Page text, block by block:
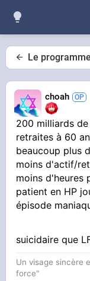
Le
choah
200 milliards
retraites à 60
beaucoup plus
moins d'actif/
moins d'heures
patient en HP
épisode
suicidaire que
Un visage sincère
force"